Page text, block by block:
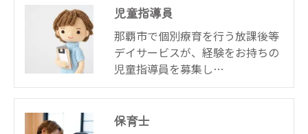
児童指導員
那覇市で個別療育を行う放課後等
デイサービスが、経験をお持ちの
児童指導員を募集し…
保育士